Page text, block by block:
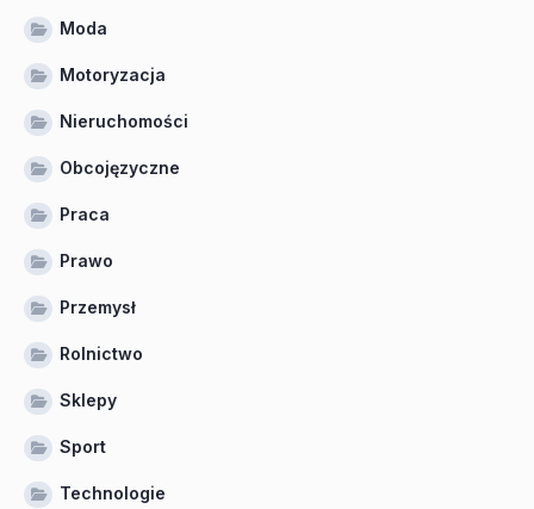
Moda
Motoryzacja
Nieruchomości
Obcojęzyczne
Praca
Prawo
Przemysł
Rolnictwo
Sklepy
Sport
Technologie